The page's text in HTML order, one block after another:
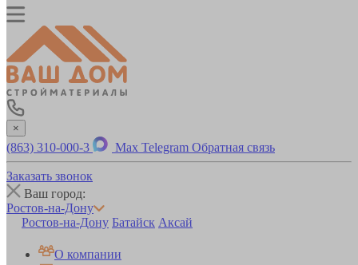
×
(863) 310-000-3 Max Telegram Обратная связь
Заказать звонок
Ваш город:
Ростов-на-Дону
Ростов-на-Дону Батайск Аксай
О компании